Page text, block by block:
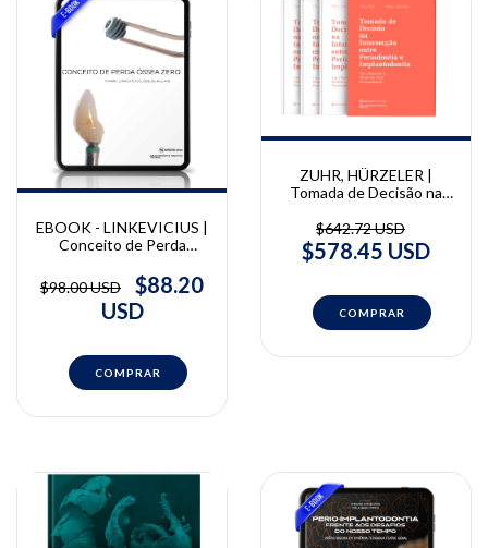
EBOOK - LINKEVICIUS |
Conceito de Perda
Linkevicius
$98.00 USD
$88.20
USD
ZUHR, HÜRZELER |
Tomada de Decisão na
Periodontia e
Implantodontia | Otto
Zuhr, Marc Hürzeler
$642.72 USD
$578.45 USD